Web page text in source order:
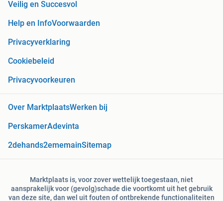
Veilig en Succesvol
Help en InfoVoorwaarden
Privacyverklaring
Cookiebeleid
Privacyvoorkeuren
Over MarktplaatsWerken bij
PerskamerAdevinta
2dehands2ememainSitemap
Marktplaats is, voor zover wettelijk toegestaan, niet
aansprakelijk voor (gevolg)schade die voortkomt uit het gebruik
van deze site, dan wel uit fouten of ontbrekende functionaliteiten